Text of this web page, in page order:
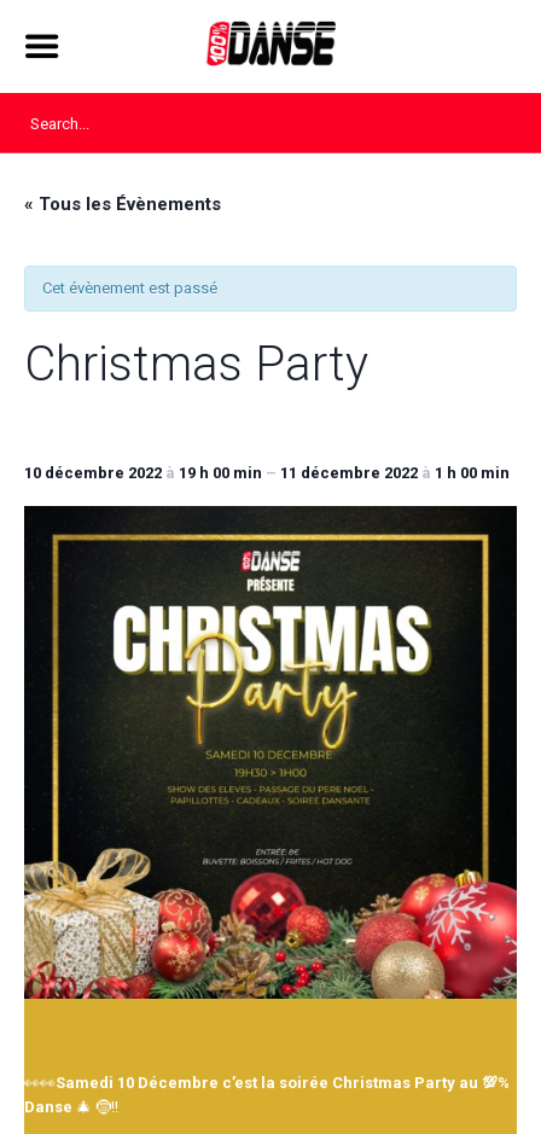
« Tous les Évènements
Cet évènement est passé
Christmas Party
10 décembre 2022 à 19 h 00 min – 11 décembre 2022 à 1 h 00 min
👀👀Samedi 10 Décembre c’est la soirée Christmas Party au 💯%
Danse 🎄 🤶!!